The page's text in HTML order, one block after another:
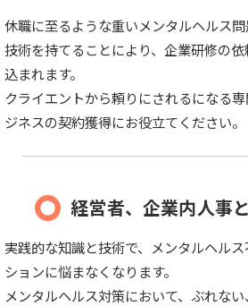
休職に至るような重いメンタルヘルス
技術を持てることにより、企業研修の
込まれます。
クライエントから頼りにされるになる
ジネスの契約獲得にお役立てください。
経営者、企業内人事
実践的な知識と技術で、メンタルヘル
ションに悩まなくなります。
メンタルヘルス対策において、ぶれな